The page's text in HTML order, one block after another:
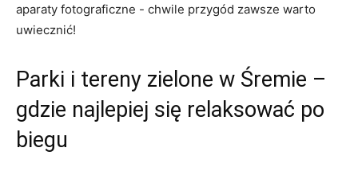
aparaty fotograficzne ​-‌ chwile przygód zawsze​ warto
uwiecznić!
Parki ⁢i tereny zielone w⁣ Śremie⁣ –
gdzie najlepiej się‍ relaksować po
⁤biegu